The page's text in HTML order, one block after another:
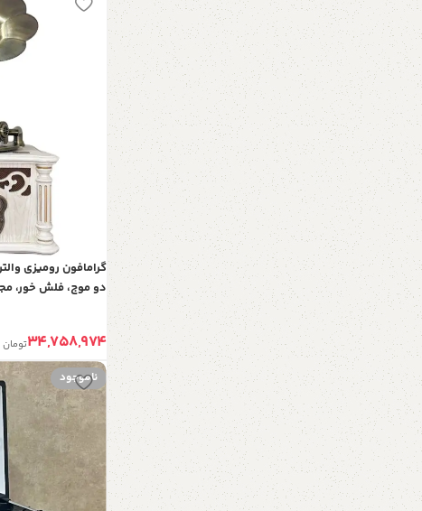
دو موج، فلش خور،
34,758,974تومان
ناموجود